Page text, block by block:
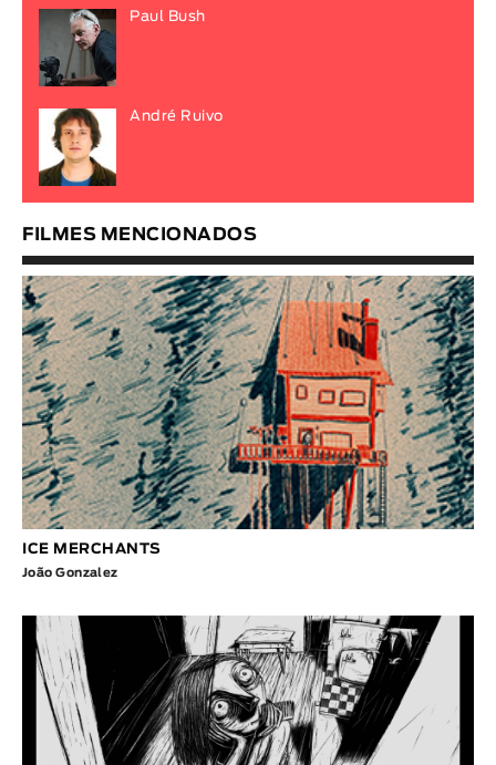
Paul Bush
André Ruivo
FILMES MENCIONADOS
ICE MERCHANTS
João Gonzalez